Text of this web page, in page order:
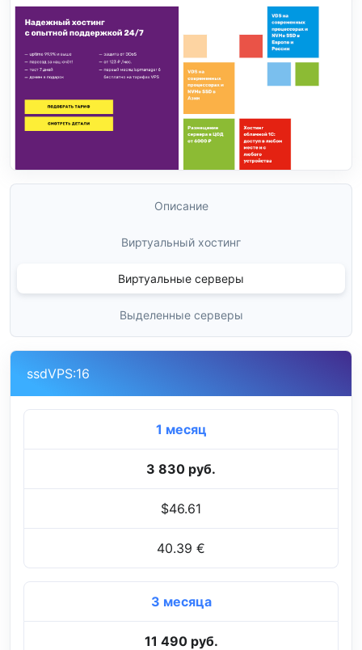
Описание
Виртуальный хостинг
Виртуальные серверы
Выделенные серверы
ssdVPS:16
1 месяц
3 830 руб.
$46.61
40.39 €
3 месяца
11 490 руб.